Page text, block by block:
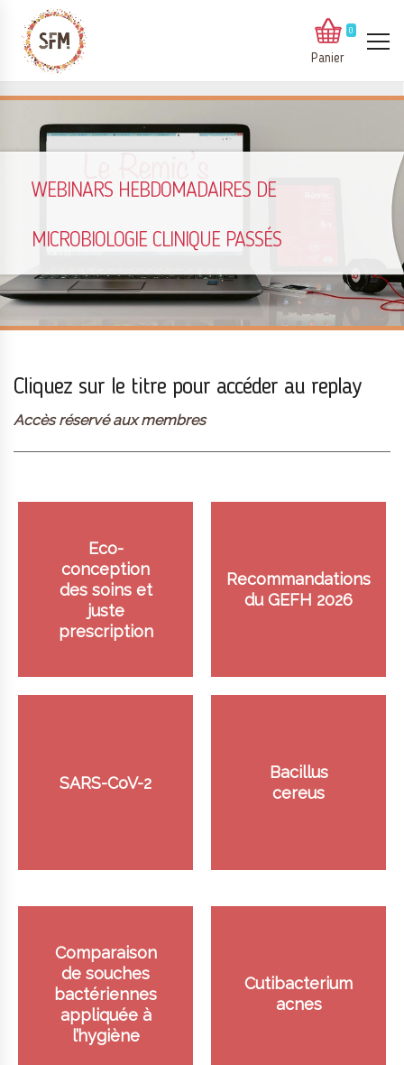
0
Panier
WEBINARS HEBDOMADAIRES DE
MICROBIOLOGIE CLINIQUE PASSÉS
Cliquez sur le titre pour accéder au replay
Accès réservé aux membres
Eco-
conception
des soins et
juste
prescription
Recommandations
du GEFH 2026
SARS-CoV-2
Bacillus
cereus
Comparaison
de souches
bactériennes
appliquée à
l’hygiène
Cutibacterium
acnes